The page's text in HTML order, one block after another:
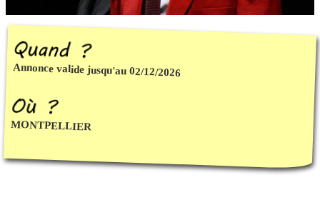
Annonce valide jusqu'au 02/12/2026
MONTPELLIER